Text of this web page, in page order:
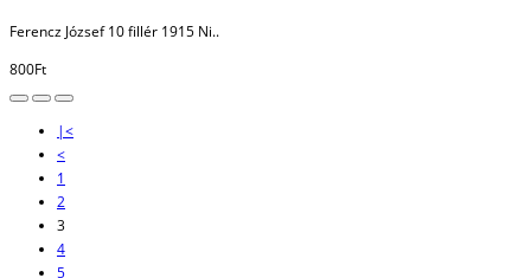
Ferencz József 10 fillér 1915 Ni..
800Ft
|<
<
1
2
3
4
5